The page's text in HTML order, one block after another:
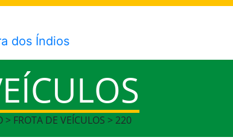
> FROTA DE VEÍCULOS > 220